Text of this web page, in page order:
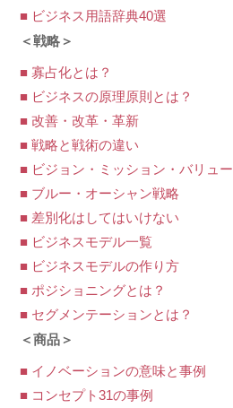
■ ビジネス用語辞典40選
＜戦略＞
■ 寡占化とは？
■ ビジネスの原理原則とは？
■ 改善・改革・革新
■ 戦略と戦術の違い
■ ビジョン・ミッション・バリュー
■ ブルー・オーシャン戦略
■ 差別化はしてはいけない
■ ビジネスモデル一覧
■ ビジネスモデルの作り方
■ ポジショニングとは？
■ セグメンテーションとは？
＜商品＞
■ イノベーションの意味と事例
■ コンセプト31の事例